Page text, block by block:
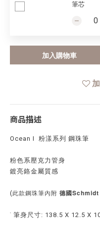
筆芯
加入購物車
商品描述
Ocean I 粉漾系列 鋼珠筆
粉色系壓克力管身
鍍亮鉻金屬質感
(此款鋼珠筆內附 德國Schmidt
˙ 筆身尺寸: 138.5 X 12.5 X